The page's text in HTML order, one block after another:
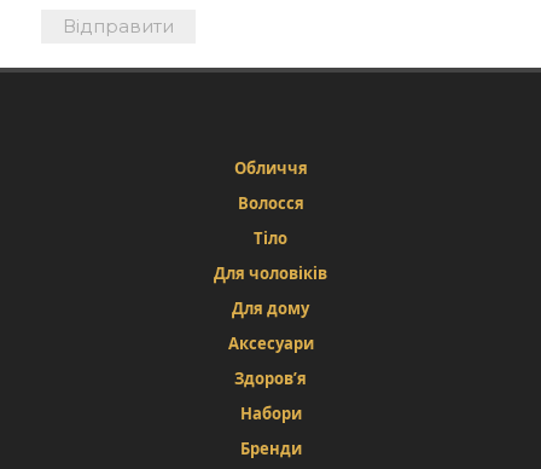
Обличчя
Волосся
Тіло
Для чоловіків
Для дому
Аксесуари
Здоров’я
Набори
Бренди